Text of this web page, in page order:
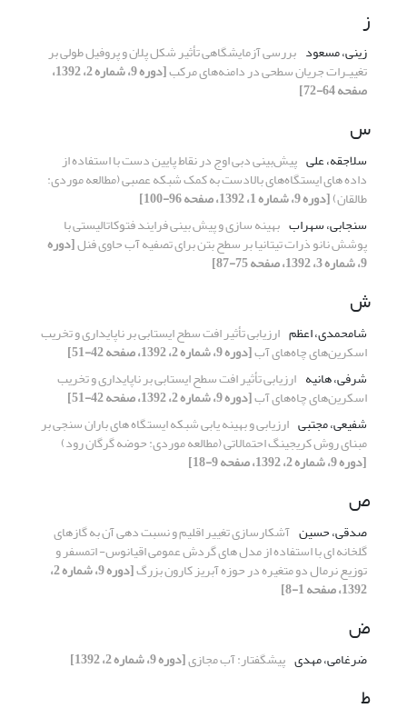
ز
زینی، مسعود بررسی آزمایشگاهی تأثیر شکل پلان و پروفیل طولی بر
تغییـرات جریان سطحی در دامنه‌های مرکب [دوره 9، شماره 2، 1392،
صفحه 64-72]
س
سلاجقه، علی پیش‌بینی دبی اوج در نقاط پایین دست با استفاده از
داده های ایستگاه‌های بالادست به کمک شبکه عصبی (مطالعه موردی:
طالقان)[دوره 9، شماره 1، 1392، صفحه 96-100]
سنجابی، سهراب بهینه سازی و پیش بینی فرایند فتوکاتالیستی با
پوشش نانو ذرات تیتانیا بر سطح بتن برای تصفیه آب حاوی فنل[دوره
9، شماره 3، 1392، صفحه 75-87]
ش
شامحمدی، اعظم ارزیابی تأثیر افت سطح ایستابی بر ناپایداری و تخریب
اسکرین‌‌های چاه‌‌های آب[دوره 9، شماره 2، 1392، صفحه 42-51]
شرفی، هانیه ارزیابی تأثیر افت سطح ایستابی بر ناپایداری و تخریب
اسکرین‌‌های چاه‌‌های آب[دوره 9، شماره 2، 1392، صفحه 42-51]
شفیعی، مجتبی ارزیابی و بهینه یابی شبکه ایستگاه های باران سنجی بر
مبنای روش کریجینگ احتمالاتی (مطالعه موردی: حوضه گرگان رود)
[دوره 9، شماره 2، 1392، صفحه 9-18]
ص
صدقی، حسین آشکارسازی تغییر اقلیم و نسبت دهی آن به گازهای
گلخانه ای با استفاده از مدل های گردش عمومی اقیانوس- اتمسفر و
توزیع نرمال دو متغیره در حوزه آبریز کارون بزرگ [دوره 9، شماره 2،
1392، صفحه 1-8]
ض
ضرغامی، مهدی پیشگفتار: آب مجازی[دوره 9، شماره 2، 1392]
ط